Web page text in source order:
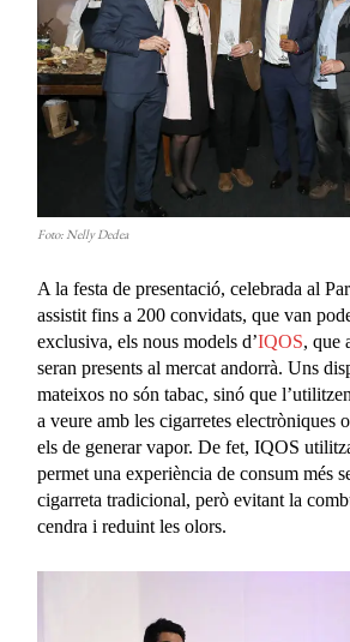
Foto: Nelly Dedea
A la festa de presentació, celebrada al
assistit fins a 200 convidats, que van
exclusiva, els nous models d’IQOS, que
seran presents al mercat andorrà. Uns
mateixos no són tabac, sinó que
a veure amb les cigarretes electròniques
els de generar vapor. De fet, IQOS
permet una experiència de consum més
cigarreta tradicional, però evitant la
cendra i reduint les olors.